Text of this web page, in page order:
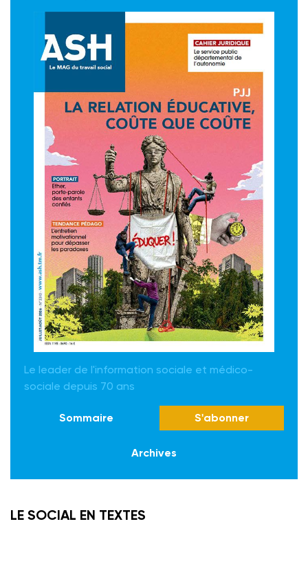
Le leader de l'information sociale et médico-
sociale depuis 70 ans
Sommaire S'abonner
Archives
LE SOCIAL EN TEXTES